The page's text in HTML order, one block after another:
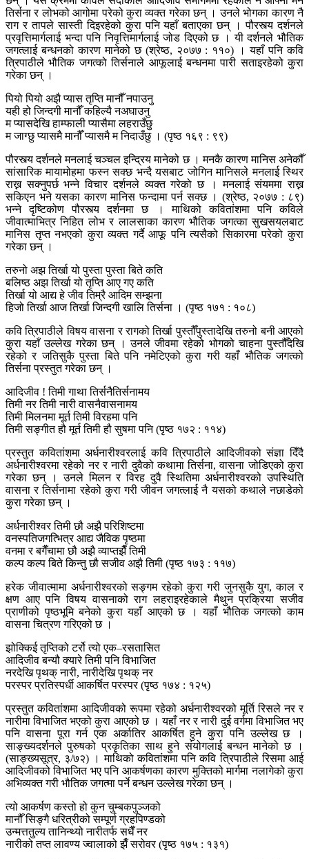
तिर्सना र लोभको आगोमा परेको कुरा व्यक्त गरेका छन् । उनले भोगका कारण नै
राग र तापले सास्ती दिइरहेको कुरा पनि यहाँ बताएका छन् । पौरस्त्य दर्शनले
प्रवृत्तिमार्गलाई भन्दा पनि निवृत्तिमार्गलाई जोड दिएको छ । यी दर्शनले भौतिक
जगत्लाई बन्धनको कारण मानेको छ (श्रेष्ठ, २०७७ : ११०) । यहाँ पनि कवि
त्रिपाठीले भौतिक जगत्को तिर्सनाले आफूलाई बन्धनमा पारी सताइरहेको कुरा
गरेका छन् ।
पियो पियो अझै प्यास तृप्ति मानौँ नपाउनु
यही हो जिन्दगी मानौँ कहिल्यै नअघाउनु
म प्यासदेखि हाम्फाली प्यासैमा लहराउँछु
म जाग्छु प्यासमै मानौँ प्यासमै म निदाउँछु । (पृष्ठ १६९ : ९९)
पौरस्त्य दर्शनले मनलाई चञ्चल इन्द्रिय मानेको छ । मनकै कारण मानिस अनेकौँ
सांसारिक मायामोहमा फस्न सक्छ भन्दै यसबाट जोगिन मानिसले मनलाई स्थिर
राख्न सक्नुपर्छ भन्ने विचार दर्शनले व्यक्त गरेको छ । मनलाई संयममा राख्न
सकिएन भने यसका कारण मानिस फन्दामा पर्न सक्छ । (श्रेष्ठ, २०७७ : ८९)
भन्ने दृष्टिकोण पौरस्त्य दर्शनमा छ । माथिको कवितांशमा पनि कविले
जीवात्माभित्र निहित लोभ र लालसाका कारण भौतिक जगत्का सुखसयलबाट
मानिस तृप्त नभएको कुरा व्यक्त गर्दै आफू पनि त्यसैको सिकारमा परेको कुरा
गरेका छन् ।
तरुनो अझ तिर्खा यो पुस्ता पुस्ता बिते कति
बलिष्ठ अझ तिर्खा यो तृप्ति आए गए कति
तिर्खा यो आद्य हे जीव तिम्रै आदिम सम्झना
हिजो तिर्खा आज तिर्खा जिन्दगी खालि तिर्सना । (पृष्ठ १७१ : १०८)
कवि त्रिपाठीले विषय वासना र रागको तिर्खा पुस्तौँपुस्तादेखि तरुनो बनी आएको
कुरा यहाँ उल्लेख गरेका छन् । उनले जीवमा रहेको भोगको चाहना पुस्तौँदेखि
रहेको र जतिसुकै पुस्ता बिते पनि नमेटिएको कुरा गरी यहाँ भौतिक जगत्को
तिर्सना प्रस्तुत गरेका छन् ।
आदिजीव ! तिमी गाथा तिर्सनैतिर्सनामय
तिमी नर तिमी नारी वासनैवासनामय
तिमी मिलनमा मूर्त तिमी विरहमा पनि
तिमी सङ्गीत हौ मूर्त तिमी हौ सुषमा पनि (पृष्ठ १७२ : ११४)
प्रस्तुत कवितांशमा अर्धनारीश्वरलाई कवि त्रिपाठीले आदिजीवको संज्ञा दिँदै
अर्धनारीश्वरमा रहेको नर र नारी दुवैको कथामा तिर्सना, वासना जोडिएको कुरा
गरेका छन् । उनले मिलन र विरह दुवै स्थितिमा अर्धनारीश्वरको उपस्थिति
वासना र तिर्सनामा रहेको कुरा गरी जीवन जगत्लाई नै यसको कथाले नछाडेको
कुरा गरेका छन् ।
अर्धनारीश्वर तिमी छौ अझै परिशिष्टमा
वनस्पतिजगत्भित्र आद्य जैविक पृष्ठमा
वनमा र बगैँचामा छौ अझै व्याप्तझैँ तिमी
कल्प कल्प बिते किन्तु छौ सजीव अझै तिमी (पृष्ठ १७३ : ११७)
हरेक जीवात्मामा अर्धनारीश्वरको सङ्गम रहेको कुरा गरी जुनसुकै युग, काल र
क्षण आए पनि विषय वासनाको राग लहराइरहेकाले मैथुन प्रक्रिया सजीव
प्राणीको पृष्ठभूमि बनेको कुरा यहाँ आएको छ । यहाँ भौतिक जगत्को काम
वासना चित्रण गरिएको छ ।
झोक्किई तृप्तिको टर्रो त्यो एक–रसतासित
आदिजीव बन्यौ क्यारे तिमी पनि विभाजित
नरदेखि पृथक् नारी, नारीदेखि पृथक् नर
परस्पर प्रतिस्पर्धी आकर्षित परस्पर (पृष्ठ १७४ : १२५)
प्रस्तुत कवितांशमा आदिजीवको रूपमा रहेको अर्धनारीश्वरको मूर्ति रिसले नर र
नारीमा विभाजित भएको कुरा आएको छ । यहाँ नर र नारी दुई वर्गमा विभाजित भए
पनि वासना पूरा गर्न एक अर्कातिर आकर्षित हुने कुरा पनि उल्लेख छ ।
साङ्ख्यदर्शनले पुरुषको प्रकृतिका साथ हुने संयोगलाई बन्धन मानेको छ ।
(साङ्ख्यसूत्र, ३/७२) । माथिको कवितांशमा पनि कवि त्रिपाठीले रिसमा आई
आदिजीवको विभाजित भए पनि आकर्षणका कारण मुक्तिको मार्गमा नलागेको कुरा
अभिव्यक्त गरी भौतिक जगत्मा पर्ने बन्धन उल्लेख गरेका छन् ।
त्यो आकर्षण कस्तो हो कुन चुम्बकपुञ्जको
मानौँ सिङ्गै धरित्रीको सम्पूर्ण ग्रहपिण्डको
उन्मत्ततुल्य तानिन्थ्यो नारीतर्फ सधैँ नर
नारीको तप्त लावण्य ज्वालाको झैँ सरोवर (पृष्ठ १७५ : १३१)